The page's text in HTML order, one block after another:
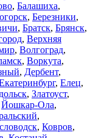
, Балашиха,
, Березники,
, Братск, Брянск,
, Верхняя
, Волгоград,
, Воркута,
, Дербент,
, Елец,
, Златоуст,
Йошкар-Ола,
,
, Ковров,